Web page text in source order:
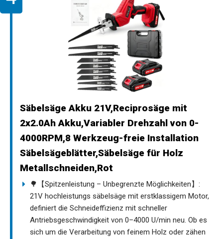
Säbelsäge Akku 21V,Reciprosäge mit
2x2.0Ah Akku,Variabler Drehzahl von 0-
4000RPM,8 Werkzeug-freie Installation
Säbelsägeblätter,Säbelsäge für Holz
Metallschneiden,Rot
🌳【Spitzenleistung – Unbegrenzte Möglichkeiten】:
21V hochleistungs säbelsäge mit erstklassigem Motor,
definiert die Schneideffizienz mit schneller
Antriebsgeschwindigkeit von 0–4000 U/min neu. Ob es
sich um die Verarbeitung von feinem Holz oder zähen